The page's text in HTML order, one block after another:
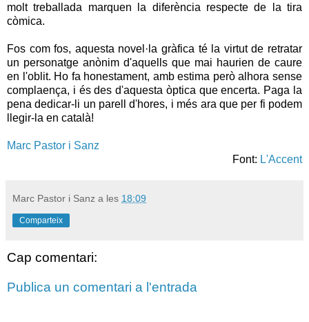
molt treballada marquen la diferència respecte de la tira
còmica.
Fos com fos, aquesta novel·la gràfica té la virtut de retratar
un personatge anònim d'aquells que mai haurien de caure
en l'oblit. Ho fa honestament, amb estima però alhora sense
complaença, i és des d'aquesta òptica que encerta. Paga la
pena dedicar-li un parell d'hores, i més ara que per fi podem
llegir-la en català!
Marc Pastor i Sanz
Font: L'Accent
Marc Pastor i Sanz a les 18:09
Comparteix
Cap comentari:
Publica un comentari a l'entrada